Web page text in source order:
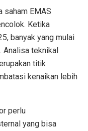
saham EMAS
Ketika
banyak yang mulai
Analisa teknikal
titik
kenaikan lebih
perlu
yang bisa